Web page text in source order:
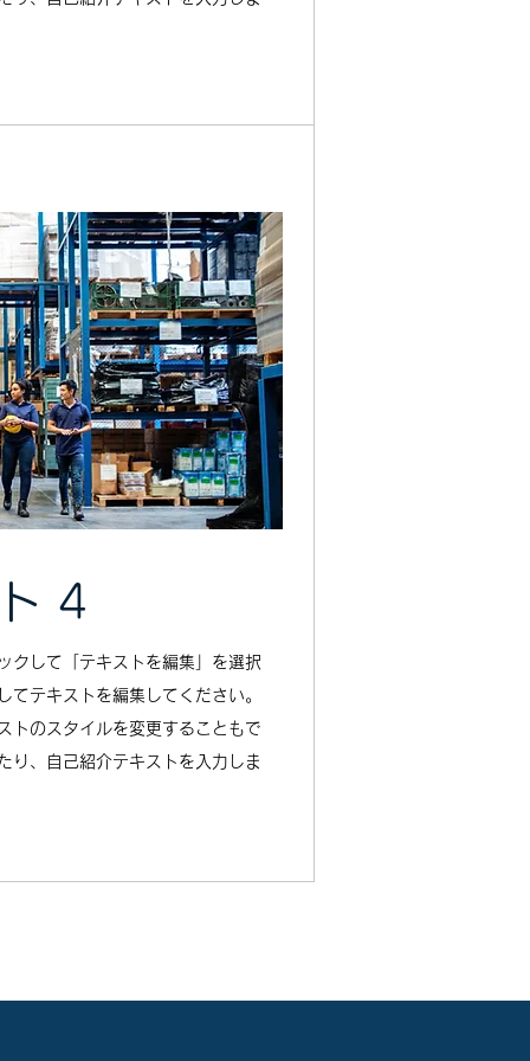
4
クして「テキストを編集」を選択
てテキストを編集してください。
トのスタイルを変更することもで
り、自己紹介テキストを入力しま